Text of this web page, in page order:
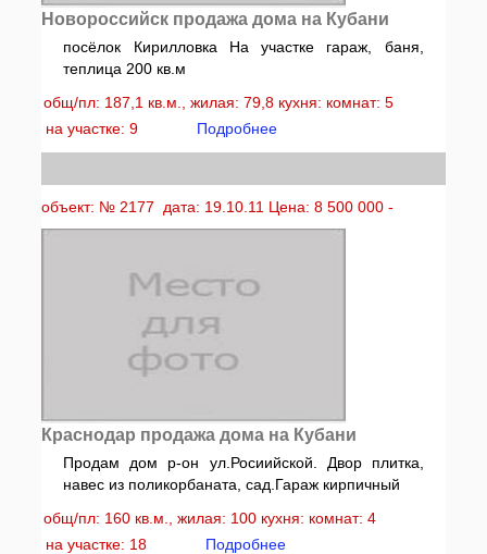
Новороссийск продажа дома на Кубани
посёлок Кирилловка На участке гараж, баня,
теплица 200 кв.м
общ/пл: 187,1 кв.м., жилая: 79,8 кухня: комнат: 5
на участке: 9
Подробнее
объект: № 2177 дата: 19.10.11 Цена: 8 500 000 -
Краснодар продажа дома на Кубани
Продам дом р-он ул.Росиийской. Двор плитка,
навес из поликорбаната, сад.Гараж кирпичный
общ/пл: 160 кв.м., жилая: 100 кухня: комнат: 4
на участке: 18
Подробнее